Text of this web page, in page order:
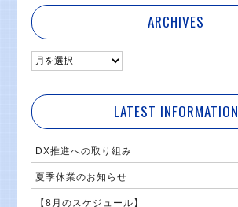
ARCHIVES
LATEST INFORMATION
DX推進への取り組み
夏季休業のお知らせ
【8月のスケジュール】